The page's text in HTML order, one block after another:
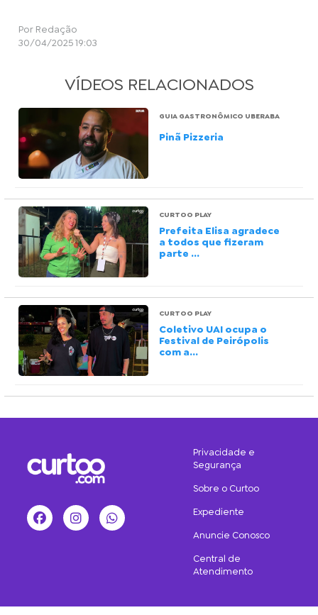
Por Redação
30/04/2025 19:03
VÍDEOS RELACIONADOS
GUIA GASTRONÔMICO UBERABA
Pinã Pizzeria
CURTOO PLAY
Prefeita Elisa agradece
a todos que fizeram
parte ...
CURTOO PLAY
Coletivo UAI ocupa o
Festival de Peirópolis
com a...
FacebookInstagramWhatsApp
Privacidade e
Segurança
Sobre o Curtoo
Expediente
Anuncie Conosco
Central de
Atendimento